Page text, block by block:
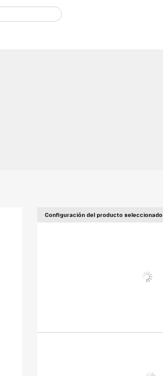
Configuración del producto seleccionado